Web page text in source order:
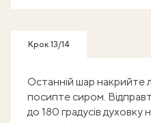
Крок 13/14
Останній шар накрийте
посипте сиром.
до 180 градусів